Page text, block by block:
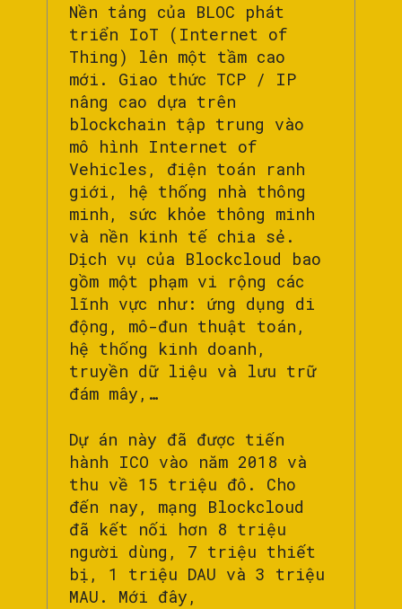
Nền tảng của BLOC phát
triển IoT (Internet of
Thing) lên một tầm cao
mới. Giao thức TCP / IP
nâng cao dựa trên
blockchain tập trung vào
mô hình Internet of
Vehicles, điện toán ranh
giới, hệ thống nhà thông
minh, sức khỏe thông minh
và nền kinh tế chia sẻ.
Dịch vụ của Blockcloud bao
gồm một phạm vi rộng các
lĩnh vực như: ứng dụng di
động, mô-đun thuật toán,
hệ thống kinh doanh,
truyền dữ liệu và lưu trữ
đám mây,…
Dự án này đã được tiến
hành ICO vào năm 2018 và
thu về 15 triệu đô. Cho
đến nay, mạng Blockcloud
đã kết nối hơn 8 triệu
người dùng, 7 triệu thiết
bị, 1 triệu DAU và 3 triệu
MAU. Mới đây,